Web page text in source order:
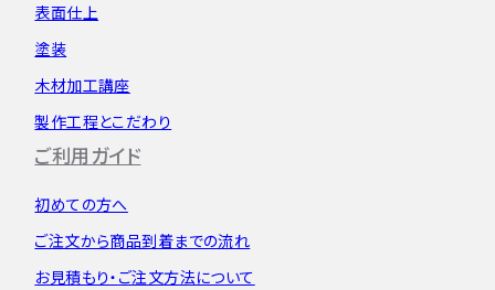
表面仕上
塗装
木材加工講座
製作工程とこだわり
ご利用ガイド
初めての方へ
ご注文から商品到着までの流れ
お見積もり・ ご注文方法について